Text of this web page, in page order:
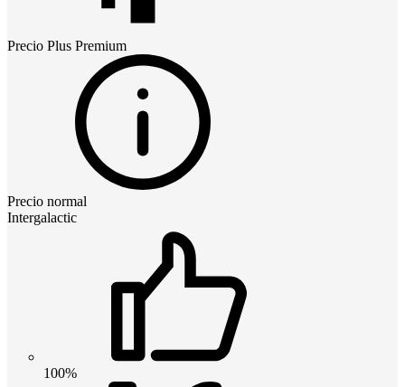
Precio Plus Premium
Precio normal
Intergalactic
100%